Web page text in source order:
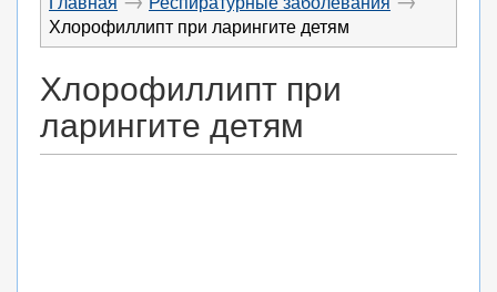
Хлорофиллипт при ларингите детям
Хлорофиллипт при
ларингите детям